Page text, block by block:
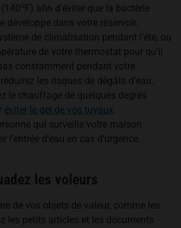
(140 F) afin d’éviter que la bactérie
développe dans votre réservoir.
de climatisation pendant l’été, ou
de votre thermostat pour qu’il
constamment pendant votre
les risques de dégâts d’eau.
le chauffage de quelques degrés
éviter le gel de vos tuyaux
qui surveille votre maison
l’entrée d’eau en cas d’urgence.
les voleurs
de vos objets de valeur, comme les
les petits articles et les documents